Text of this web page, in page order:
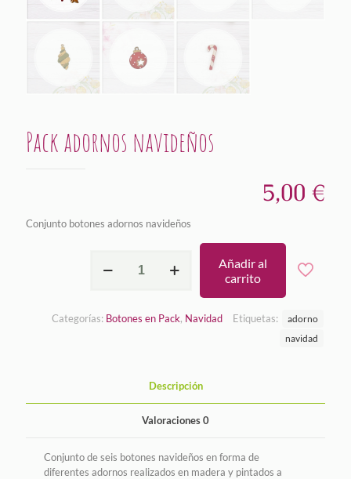
Pack adornos navideños
5,00 €
Conjunto botones adornos navideños
adornos
Añadir al
carrito
Categorías: Botones en Pack, Navidad Etiquetas:
adorno
navidad
Descripción
Valoraciones0
Conjunto de seis botones navideños en forma de
diferentes adornos realizados en madera y pintados a